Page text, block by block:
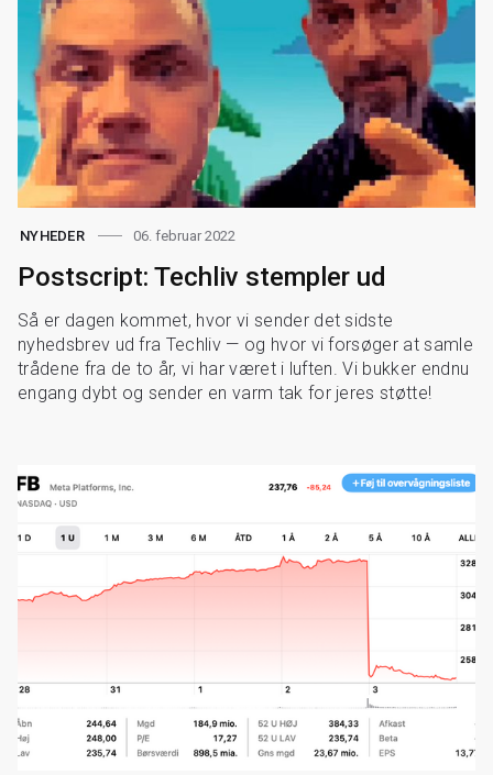
NYHEDER 06. februar 2022
Postscript: Techliv stempler ud
Så er dagen kommet, hvor vi sender det sidste
nyhedsbrev ud fra Techliv — og hvor vi forsøger at samle
trådene fra de to år, vi har været i luften. Vi bukker endnu
engang dybt og sender en varm tak for jeres støtte!